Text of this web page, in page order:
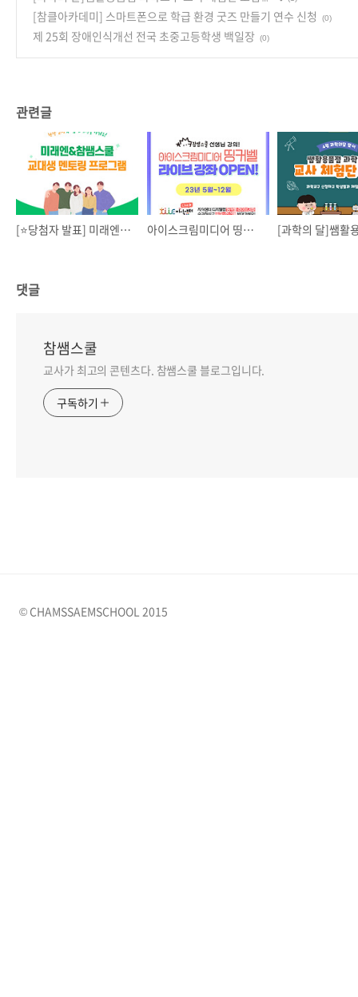
[참클아카데미] 스마트폰으로 학급 환경 굿즈 만들기 연수 신청 (0)
제 25회 장애인식개선 전국 초중고등학생 백일장 (0)
관련글
[⭐️당첨자 발표] 미래엔&참쌤스쿨 교대생 멘토링 프로그램 설문 아이스크림미디어 띵커벨 라이브 강좌 수강 신청 하세요!
댓글
참쌤스쿨
교사가 최고의 콘텐츠다. 참쌤스쿨 블로그입니다.
구독하기
© CHAMSSAEMSCHOOL 2015